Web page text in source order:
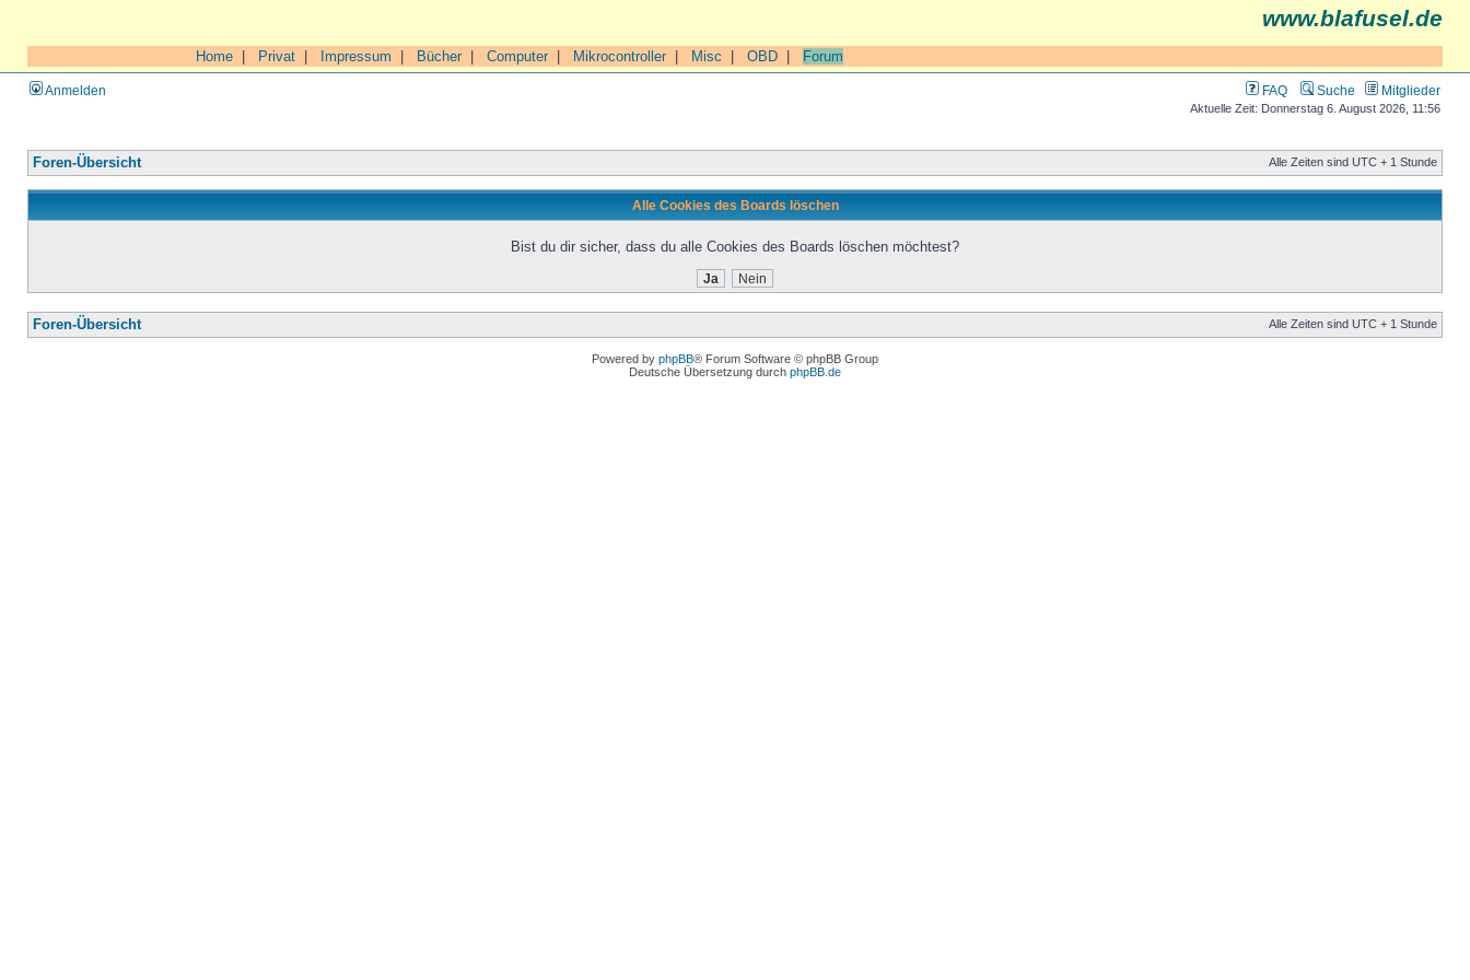
www.blafusel.de
Home Privat Impressum Bücher| Computer| Mikrocontroller| Misc OBD Forum
Anmelden FAQ Suche Mitglieder
Aktuelle Zeit: Donnerstag 6. August 2026, 11:56
Foren-Übersicht Alle Zeiten sind UTC + 1 Stunde
Alle Cookies des Boards löschen
Bist du dir sicher, dass du alle Cookies des Boards löschen möchtest?
Foren-Übersicht Alle Zeiten sind UTC + 1 Stunde
Powered by phpBB® Forum Software © phpBB Group
Deutsche Übersetzung durch phpBB.de